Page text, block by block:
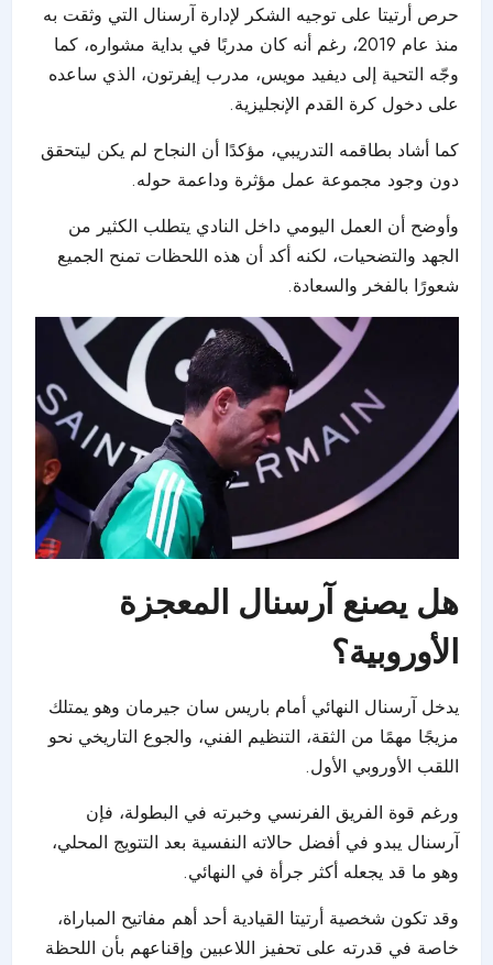
حرص أرتيتا على توجيه الشكر لإدارة آرسنال التي وثقت به
منذ عام 2019، رغم أنه كان مدربًا في بداية مشواره، كما
وجّه التحية إلى ديفيد مويس، مدرب إيفرتون، الذي ساعده
على دخول كرة القدم الإنجليزية.
كما أشاد بطاقمه التدريبي، مؤكدًا أن النجاح لم يكن ليتحقق
دون وجود مجموعة عمل مؤثرة وداعمة حوله.
وأوضح أن العمل اليومي داخل النادي يتطلب الكثير من
الجهد والتضحيات، لكنه أكد أن هذه اللحظات تمنح الجميع
شعورًا بالفخر والسعادة.
هل يصنع آرسنال المعجزة
الأوروبية؟
يدخل آرسنال النهائي أمام باريس سان جيرمان وهو يمتلك
مزيجًا مهمًا من الثقة، التنظيم الفني، والجوع التاريخي نحو
اللقب الأوروبي الأول.
ورغم قوة الفريق الفرنسي وخبرته في البطولة، فإن
آرسنال يبدو في أفضل حالاته النفسية بعد التتويج المحلي،
وهو ما قد يجعله أكثر جرأة في النهائي.
وقد تكون شخصية أرتيتا القيادية أحد أهم مفاتيح المباراة،
خاصة في قدرته على تحفيز اللاعبين وإقناعهم بأن اللحظة